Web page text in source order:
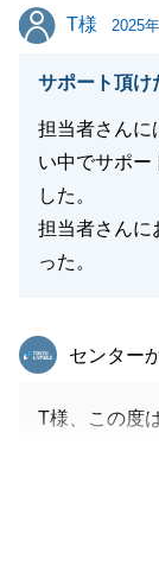
T様
T様 2025
サポート頂け
担当者さんに
い中でサポー
した。
担当者さんに
った。
東急リバ
センター
T様、この度
越し等のご
ただいたお